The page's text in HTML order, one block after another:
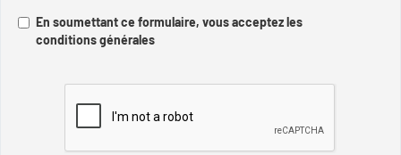
En soumettant ce formulaire, vous acceptez les
conditions générales